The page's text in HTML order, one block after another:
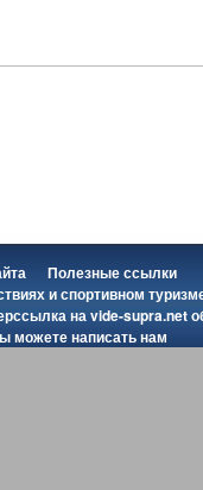
Полезные ссылки
и спортивном
наvide-supra.net
можетенаписать нам